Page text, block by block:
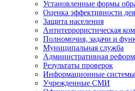
Установленные формы
Оценка эффективности
Защита населения
Антитеррористическая
Полномочия, задачи и
Муниципальная служба
Административная
Результаты проверок
Информационные системы
Учрежденные СМИ